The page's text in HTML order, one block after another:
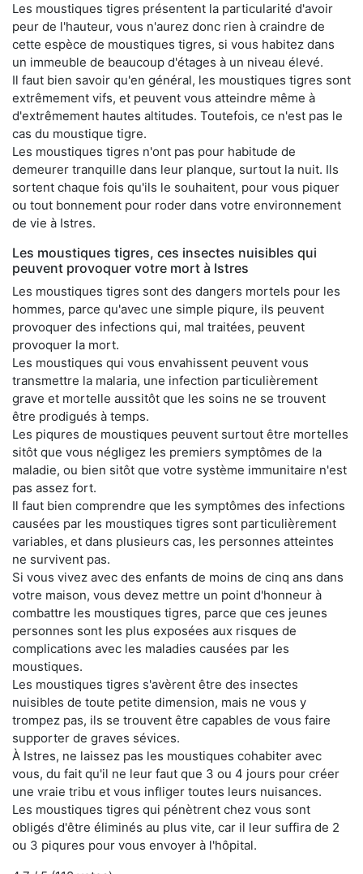
Les moustiques tigres présentent la particularité d'avoir
peur de l'hauteur, vous n'aurez donc rien à craindre de
cette espèce de moustiques tigres, si vous habitez dans
un immeuble de beaucoup d'étages à un niveau élevé.
Il faut bien savoir qu'en général, les moustiques tigres sont
extrêmement vifs, et peuvent vous atteindre même à
d'extrêmement hautes altitudes. Toutefois, ce n'est pas le
cas du moustique tigre.
Les moustiques tigres n'ont pas pour habitude de
demeurer tranquille dans leur planque, surtout la nuit. Ils
sortent chaque fois qu'ils le souhaitent, pour vous piquer
ou tout bonnement pour roder dans votre environnement
de vie à Istres.
Les moustiques tigres, ces insectes nuisibles qui
peuvent provoquer votre mort à Istres
Les moustiques tigres sont des dangers mortels pour les
hommes, parce qu'avec une simple piqure, ils peuvent
provoquer des infections qui, mal traitées, peuvent
provoquer la mort.
Les moustiques qui vous envahissent peuvent vous
transmettre la malaria, une infection particulièrement
grave et mortelle aussitôt que les soins ne se trouvent
être prodigués à temps.
Les piqures de moustiques peuvent surtout être mortelles
sitôt que vous négligez les premiers symptômes de la
maladie, ou bien sitôt que votre système immunitaire n'est
pas assez fort.
Il faut bien comprendre que les symptômes des infections
causées par les moustiques tigres sont particulièrement
variables, et dans plusieurs cas, les personnes atteintes
ne survivent pas.
Si vous vivez avec des enfants de moins de cinq ans dans
votre maison, vous devez mettre un point d'honneur à
combattre les moustiques tigres, parce que ces jeunes
personnes sont les plus exposées aux risques de
complications avec les maladies causées par les
moustiques.
Les moustiques tigres s'avèrent être des insectes
nuisibles de toute petite dimension, mais ne vous y
trompez pas, ils se trouvent être capables de vous faire
supporter de graves sévices.
À Istres, ne laissez pas les moustiques cohabiter avec
vous, du fait qu'il ne leur faut que 3 ou 4 jours pour créer
une vraie tribu et vous infliger toutes leurs nuisances.
Les moustiques tigres qui pénètrent chez vous sont
obligés d'être éliminés au plus vite, car il leur suffira de 2
ou 3 piqures pour vous envoyer à l'hôpital.